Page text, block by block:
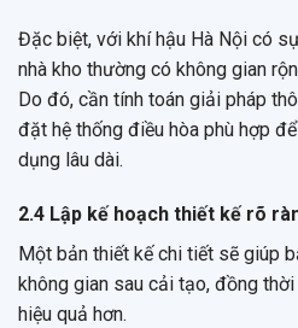
Đặc biệt, với khí hậu Hà Nội có
nhà kho thường có không gian
Do đó, cần tính toán giải pháp
đặt hệ thống điều hòa phù hợp
dụng lâu dài.
2.4 Lập kế hoạch thiết kế rõ
Một bản thiết kế chi tiết sẽ giúp
không gian sau cải tạo, đồng
hiệu quả hơn.